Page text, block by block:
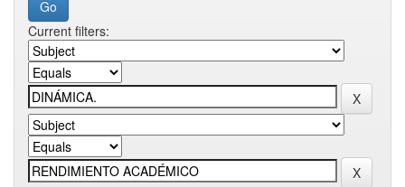
Current filters: